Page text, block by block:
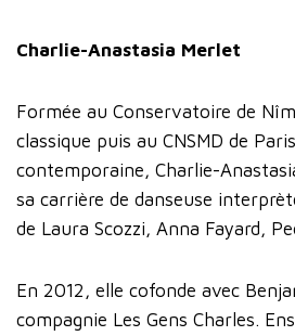
Charlie-Anastasia Merlet
Formée au Conservatoire de
classique puis au CNSMD de
contemporaine, Charlie-
sa carrière de danseuse
de Laura Scozzi, Anna Fayard,
En 2012, elle cofonde avec
compagnie Les Gens Charles.